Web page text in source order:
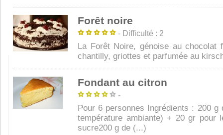
Forêt noire
- Difficulté : 2
La Forêt Noire, génoise au chocolat
chantilly, griottes et parfumée au
Fondant au citron
-
Pour 6 personnes Ingrédients : 200 g
température ambiante) + 20 gr pour
sucre200 g de (...)